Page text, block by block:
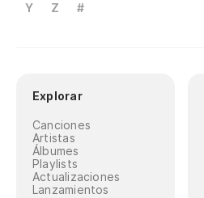
Y
Z #
Explorar
Canciones
Artistas
Álbumes
Playlists
Actualizaciones
Lanzamientos